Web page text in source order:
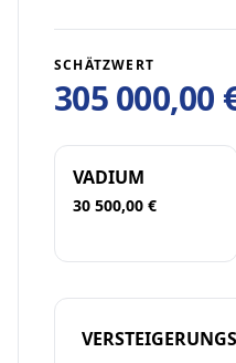
SCHÄTZWERT
305 000,00
VADIUM
30 500,00 €